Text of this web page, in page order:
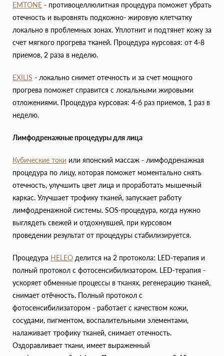
EMTONE - противоцеллюлитная процедура поможет убрать
отечность и выровнять подкожно- жировую клетчатку
локально в проблемных зонах. Уплотнит и подтянет кожу за
счет мягкого прогрева тканей. Процедура курсовая: от 4-8
приемов, 2 раза в неделю.
EXILIS - локально снимет отечность и за счет мощного
прогрева поможет справится с локальными жировыми
отложениями. Процедура курсовая: 4-6 раз приемов, 1 раз в
неделю.
Лимфодренажные процедуры для лица
Кубические токи или японский массаж - лимфодренажная
процедура по лицу, которая поможет моментально снять
отечность, улучшить цвет лица и проработать мышечный
каркас. Улучшает трофику тканей, запускает работу
лимфодренажной системы. SOS-процедура, когда нужно
выглядеть свежей и отдохнувшей, при курсовом
проведении результат от процедуры стабилизируется.
Процедура HELEO делится на 2 протокола: LED-терапия и
полный протокол с фотосенсибилизатором. LED-терапия -
ускоряет обменные процессы в тканях, регенерацию тканей,
снимает отёчность. Полный протокол с
фотосенсибилизатором - работает с качеством кожи,
сосудами, пигментом, воспалительными элементами,
налаживает трофику тканей, снимает отечность.
Оздоравливает ткани, имеет выраженный